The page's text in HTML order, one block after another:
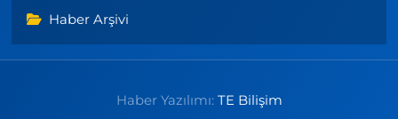
Haber Arşivi
Haber Yazılımı: TE Bilişim